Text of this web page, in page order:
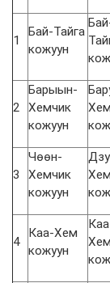
1
Бай-Тайга
кожуун
2
Барыын-
Хемчик
кожуун
3
Чөөн-
Хемчик
кожуун
4
Каа-Хем
кожуун